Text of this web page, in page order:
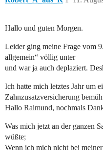
Hallo und guten Morgen.
Leider ging meine Frage vom
allgemein“ völlig unter
und war ja auch deplaziert.
Ich hatte mich letztes Jahr um
Zahnzusatzversicherung
Hallo Raimund, nochmals
Was mich jetzt an der ganzen
wüßte;
Wenn ich mich nicht bei